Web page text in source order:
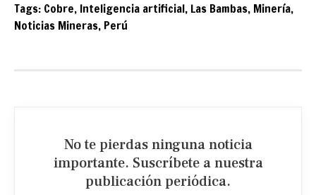
Tags: Cobre, Inteligencia artificial, Las Bambas, Minería,
Noticias Mineras, Perú
No te pierdas ninguna noticia
importante. Suscríbete a nuestra
publicación periódica.​